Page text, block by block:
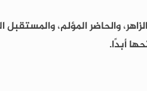
والحاضر المؤلم، والمستقبل
أبدًا.